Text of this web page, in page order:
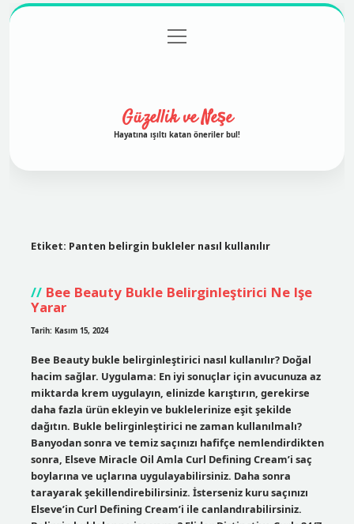
Gizlilik Politikası
menüyü
aç
Güzellik ve Neşe
Hayatına ışıltı katan öneriler bul!
Etiket: Panten belirgin bukleler nasıl kullanılır
Bee Beauty Bukle Belirginleştirici Ne Işe
Yarar
Tarih: Kasım 15, 2024
Bee Beauty bukle belirginleştirici nasıl kullanılır? Doğal
hacim sağlar. Uygulama: En iyi sonuçlar için avucunuza az
miktarda krem ​​uygulayın, elinizde karıştırın, gerekirse
daha fazla ürün ekleyin ve buklelerinize eşit şekilde
dağıtın. Bukle belirginleştirici ne zaman kullanılmalı?
Banyodan sonra ve temiz saçınızı hafifçe nemlendirdikten
sonra, Elseve Miracle Oil Amla Curl Defining Cream’i saç
boylarına ve uçlarına uygulayabilirsiniz. Daha sonra
tarayarak şekillendirebilirsiniz. İsterseniz kuru saçınızı
Elseve’in Curl Defining Cream’i ile canlandırabilirsiniz.